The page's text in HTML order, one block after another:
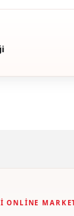
ONLINE